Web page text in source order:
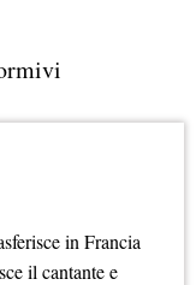
in Francia
il cantante e